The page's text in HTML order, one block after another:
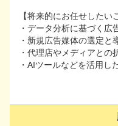
【将来的にお任せした
・データ分析に基づく広
・新規広告媒体の選定と
・代理店やメディアと
【将来的にお任せしたい
・データ分析に基づく広
・新規広告媒体の選定と
・代理店やメディアとの
・AIツールなどを活用し